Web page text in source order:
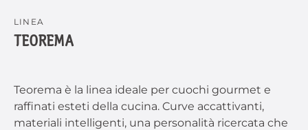
LINEA
TEOREMA
Teorema è la linea ideale per cuochi gourmet e
raffinati esteti della cucina. Curve accattivanti,
materiali intelligenti, una personalità ricercata che